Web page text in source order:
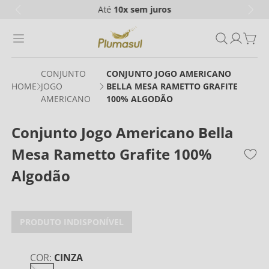
Até 10xsem juros
CONJUNTO
JOGO
AMERICANO
CONJUNTO JOGO AMERICANO
BELLA MESA RAMETTO GRAFITE
100% ALGODÃO
Conjunto Jogo Americano Bella
Mesa Rametto Grafite 100%
Algodão
PRODUTO INDISPONÍVEL
COR: CINZA